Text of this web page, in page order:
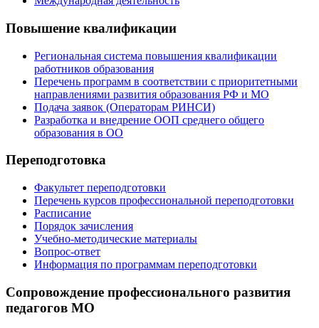
Повышение квалификации
Региональная система повышения квалификации
работников образования
Перечень программ в соответствии с приоритетными
направлениями развития образования РФ и МО
Подача заявок (Операторам РИНСИ)
Разработка и внедрение ООП среднего общего
образования в ОО
Переподготовка
Факультет переподготовки
Перечень курсов профессиональной переподготовки
Расписание
Порядок зачисления
Учебно-методические материалы
Вопрос-ответ
Информация по программам переподготовки
Сопровождение профессионального развития
педагогов МО